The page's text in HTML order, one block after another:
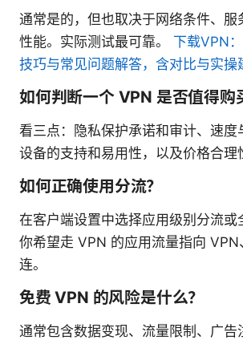
通常是的，但也取决于网络条件、服
性能。实际测试最可靠。 下载VPN
技巧与常见问题解答，含对比与实操
如何判断一个 VPN 是否值得购
看三点：隐私保护承诺和审计、速度
设备的支持和易用性，以及价格合理
如何正确使用分流？
在客户端设置中选择应用级别分流或
你希望走 VPN 的应用流量指向 VPN
连。
免费 VPN 的风险是什么？
通常包含数据变现、流量限制、广告